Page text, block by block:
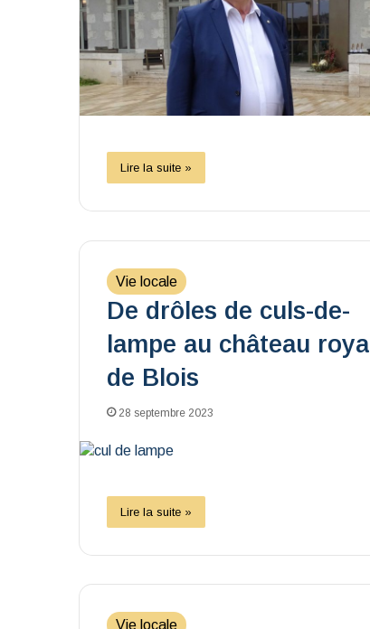
Lire la suite »
Vie locale
De drôles de culs-de-
lampe au château royal
de Blois
28 septembre 2023
Lire la suite »
Vie locale